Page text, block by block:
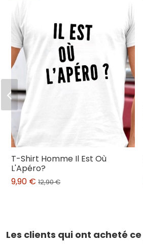
T-Shirt Homme Il Est Où
L'Apéro?
9,90 € 12,90 €
Les clients qui ont acheté